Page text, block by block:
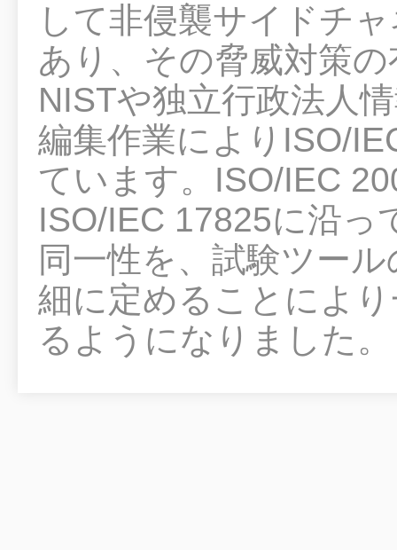
して非侵襲サイドチ
あり、その脅威対策
NISTや独立行政法人
編集作業によりISO/
ています。ISO/IEC
ISO/IEC 17825に沿っ
同一性を、試験ツー
細に定めることによ
るようになりました。